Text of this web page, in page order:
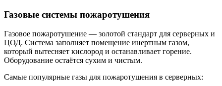
Газовые системы пожаротушения
Газовое пожаротушение — золотой стандарт для серверных и
ЦОД. Система заполняет помещение инертным газом,
который вытесняет кислород и останавливает горение.
Оборудование остаётся сухим и чистым.
Самые популярные газы для пожаротушения в серверных: